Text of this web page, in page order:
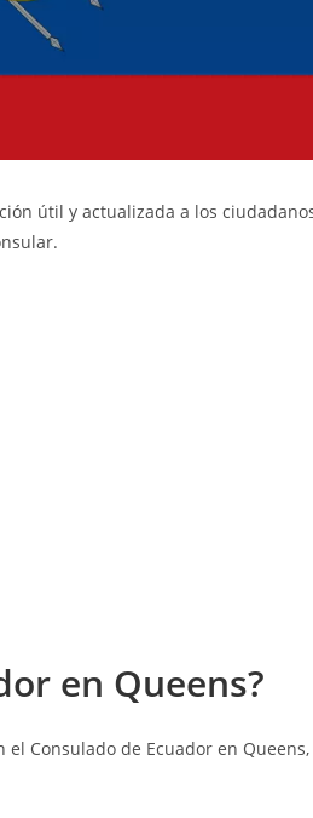
útil y actualizada a los
en Queens?
Consulado de Ecuador en Queens,